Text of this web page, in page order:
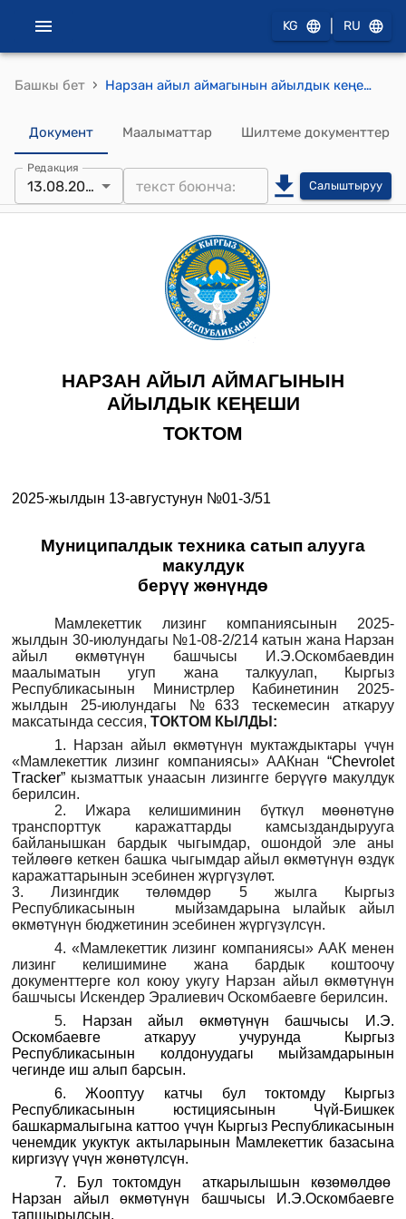
KG RU
Башкы бет › Нарзан айыл аймагынын айылдык кеңешинин 2025-жылдын 13-августундагы № 01-3/51 "Муниципалдык техника сатып алууга макулдук берүү жөнүндө" токтому
Документ Маалыматтар Шилтеме документтер
Редакция
13.08.2025 Салыштыруу